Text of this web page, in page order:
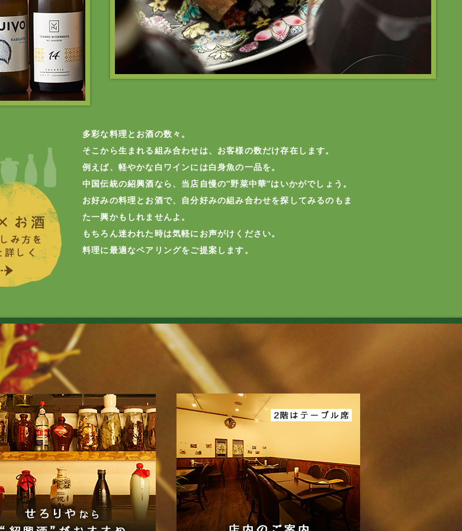
多彩な料理とお酒の数々。
そこから生まれる組み合わせは、お客様の数だけ存在します。
例えば、軽やかな白ワインには白身魚の一品を。
中国伝統の紹興酒なら、当店自慢の“野菜中華”はいかがでしょう。
お好みの料理とお酒で、自分好みの組み合わせを探してみるのもま
た一興かもしれませんよ。
もちろん迷われた時は気軽にお声がけください。
料理に最適なペアリングをご提案します。